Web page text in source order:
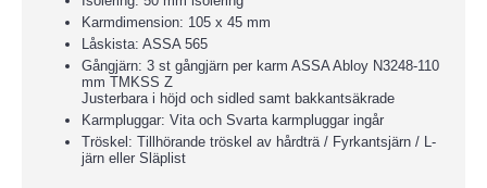
Karmdimension: 105 x 45 mm
Låskista: ASSA 565
Gångjärn: 3 st gångjärn per karm ASSA Abloy N3248-110
mm TMKSS Z
Justerbara i höjd och sidled samt bakkantsäkrade
Karmpluggar: Vita och Svarta karmpluggar ingår
Tröskel: Tillhörande tröskel av hårdträ / Fyrkantsjärn / L-
järn eller Släplist